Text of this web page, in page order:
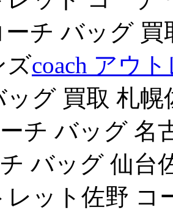
ーチ バッグ
ズcoach アウ
ッグ 買取 札
チ バッグ 名
バッグ 仙台
レット佐野 コ